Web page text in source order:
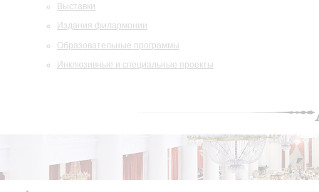
Выставки
Издания филармонии
Образовательные программы
Инклюзивные и специальные проекты